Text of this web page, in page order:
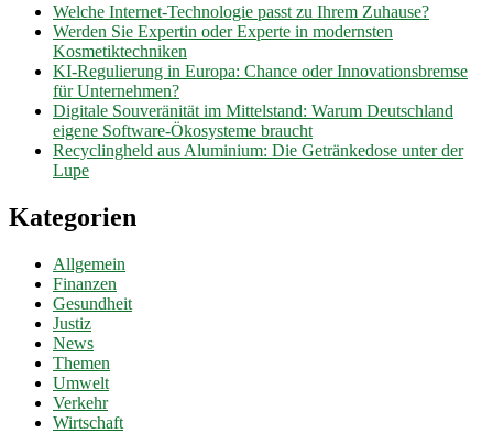
Welche Internet-Technologie passt zu Ihrem Zuhause?
Werden Sie Expertin oder Experte in modernsten
Kosmetiktechniken
KI-Regulierung in Europa: Chance oder Innovationsbremse
für Unternehmen?
Digitale Souveränität im Mittelstand: Warum Deutschland
eigene Software-Ökosysteme braucht
Recyclingheld aus Aluminium: Die Getränkedose unter der
Lupe
Kategorien
Allgemein
Finanzen
Gesundheit
Justiz
News
Themen
Umwelt
Verkehr
Wirtschaft